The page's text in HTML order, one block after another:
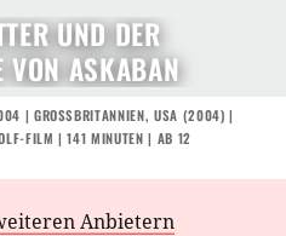
UND DER
VON ASKABAN
| GROSSBRITANNIEN ,USA (2004) |
FILM | 141 MINUTEN | AB 12
Anbietern